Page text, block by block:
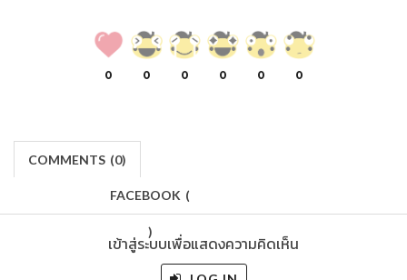
0 0 0 0 0 0
COMMENTS (0)
FACEBOOK (
)
เข้าสู่ระบบเพื่อแสดงความคิดเห็น